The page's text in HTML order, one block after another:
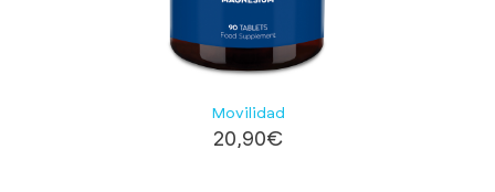
Movilidad
20,90€